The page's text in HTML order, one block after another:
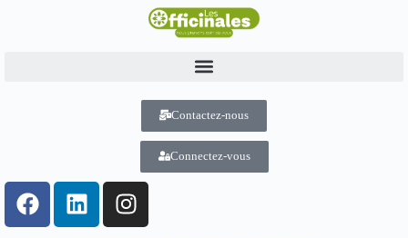
Contactez-nous
Connectez-vous